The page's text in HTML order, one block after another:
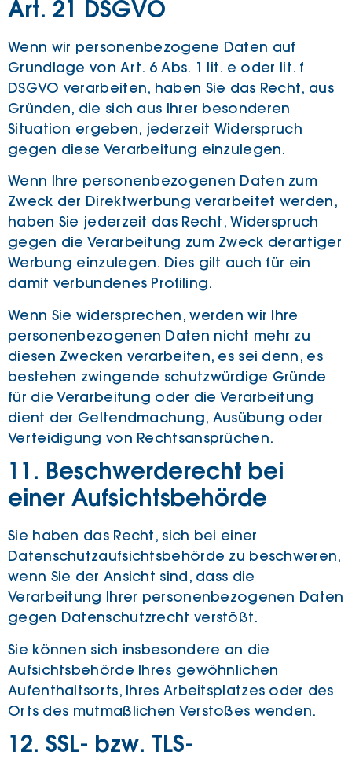
Art. 21 DSGVO
Wenn wir personenbezogene Daten auf
Grundlage von Art. 6 Abs. 1 lit. e oder lit. f
DSGVO verarbeiten, haben Sie das Recht, aus
Gründen, die sich aus Ihrer besonderen
Situation ergeben, jederzeit Widerspruch
gegen diese Verarbeitung einzulegen.
Wenn Ihre personenbezogenen Daten zum
Zweck der Direktwerbung verarbeitet werden,
haben Sie jederzeit das Recht, Widerspruch
gegen die Verarbeitung zum Zweck derartiger
Werbung einzulegen. Dies gilt auch für ein
damit verbundenes Profiling.
Wenn Sie widersprechen, werden wir Ihre
personenbezogenen Daten nicht mehr zu
diesen Zwecken verarbeiten, es sei denn, es
bestehen zwingende schutzwürdige Gründe
für die Verarbeitung oder die Verarbeitung
dient der Geltendmachung, Ausübung oder
Verteidigung von Rechtsansprüchen.
11. Beschwerderecht bei
einer Aufsichtsbehörde
Sie haben das Recht, sich bei einer
Datenschutzaufsichtsbehörde zu beschweren,
wenn Sie der Ansicht sind, dass die
Verarbeitung Ihrer personenbezogenen Daten
gegen Datenschutzrecht verstößt.
Sie können sich insbesondere an die
Aufsichtsbehörde Ihres gewöhnlichen
Aufenthaltsorts, Ihres Arbeitsplatzes oder des
Orts des mutmaßlichen Verstoßes wenden.
12. SSL- bzw. TLS-